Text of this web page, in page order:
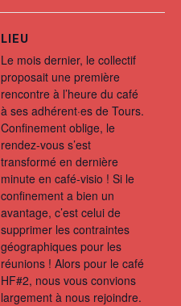
LIEU
Le mois dernier, le collectif
proposait une première
rencontre à l’heure du café
à ses adhérent·es de Tours.
Confinement oblige, le
rendez-vous s’est
transformé en dernière
minute en café-visio ! Si le
confinement a bien un
avantage, c’est celui de
supprimer les contraintes
géographiques pour les
réunions ! Alors pour le café
HF#2, nous vous convions
largement à nous rejoindre.